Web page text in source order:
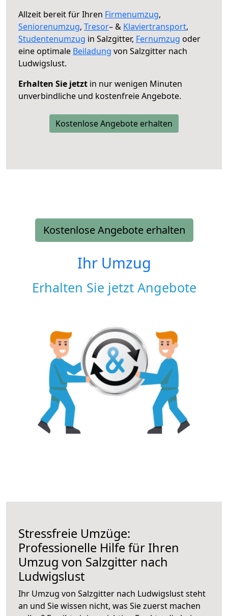
Allzeit bereit für Ihren Firmenumzug,
Seniorenumzug, Tresor– & Klaviertransport,
Studentenumzug in Salzgitter, Fernumzug oder
eine optimale Beiladung von Salzgitter nach
Ludwigslust.
Erhalten Sie jetzt in nur wenigen Minuten
unverbindliche und kostenfreie Angebote.
Kostenlose Angebote erhalten
Kostenlose Angebote erhalten
Ihr Umzug
Erhalten Sie jetzt Angebote
Stressfreie Umzüge:
Professionelle Hilfe für Ihren
Umzug von Salzgitter nach
Ludwigslust
Ihr Umzug von Salzgitter nach Ludwigslust steht
an und Sie wissen nicht, was Sie zuerst machen